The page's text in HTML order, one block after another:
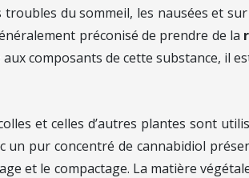
du sommeil, les nausées et
préconisé de prendre de la
composants de cette substance, il
et celles d’autres plantes sont
un pur concentré de cannabidiol
et le compactage. La matière